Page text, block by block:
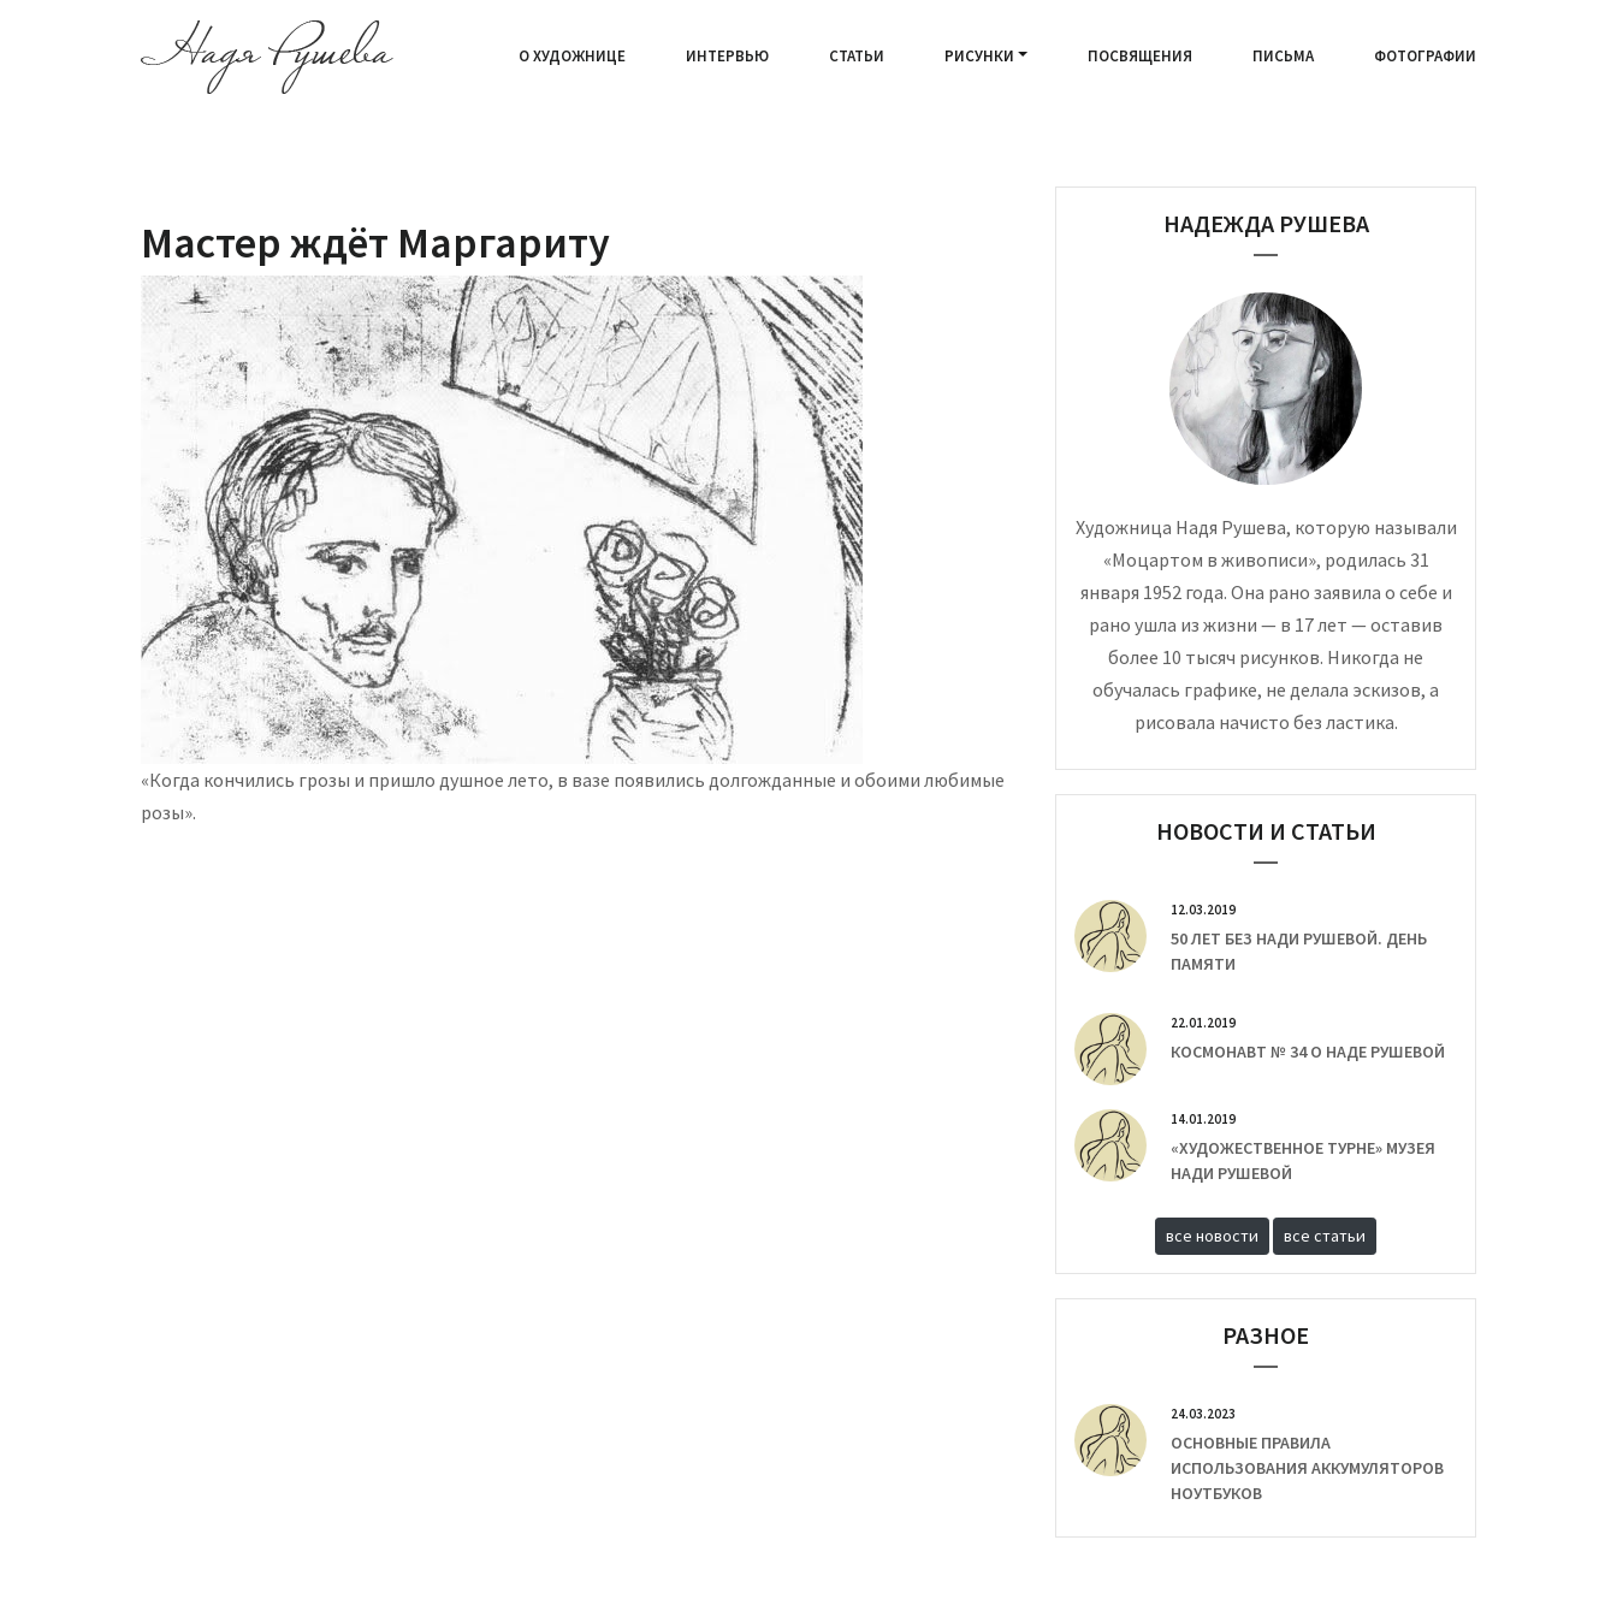
О ХУДОЖНИЦЕ ИНТЕРВЬЮ СТАТЬИ РИСУНКИ ПОСВЯЩЕНИЯ ПИСЬМА ФОТОГРАФИИ
Мастер ждёт Маргариту
«Когда кончились грозы и пришло душное лето, в вазе появились долгожданные и обоими любимые
розы».
НАДЕЖДА РУШЕВА
Художница Надя Рушева, которую называли
«Моцартом в живописи», родилась 31
января 1952 года. Она рано заявила о себе и
рано ушла из жизни — в 17 лет — оставив
более 10 тысяч рисунков. Никогда не
обучалась графике, не делала эскизов, а
рисовала начисто без ластика.
НОВОСТИ И СТАТЬИ
12.03.2019
50 ЛЕТ БЕЗ НАДИ РУШЕВОЙ. ДЕНЬ
ПАМЯТИ
22.01.2019
КОСМОНАВТ № 34 О НАДЕ РУШЕВОЙ
14.01.2019
«ХУДОЖЕСТВЕННОЕ ТУРНЕ» МУЗЕЯ
НАДИ РУШЕВОЙ
все новости все статьи
РАЗНОЕ
24.03.2023
ОСНОВНЫЕ ПРАВИЛА
ИСПОЛЬЗОВАНИЯ АККУМУЛЯТОРОВ
НОУТБУКОВ